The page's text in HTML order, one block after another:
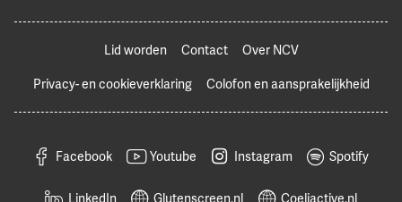
Lid worden Contact
Over NCV
Privacy- en cookieverklaring
Colofon en aansprakelijkheid
Facebook Youtube Instagram Spotify
LinkedIn Glutenscreen.nl Coeliactive.nl